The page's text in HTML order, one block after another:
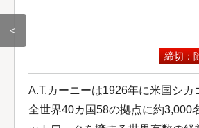
＜
締切：
A.T.カーニーは1926年に米国シカ
全世界40カ国58の拠点に約3,000